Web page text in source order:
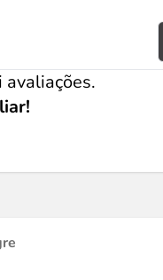
avaliações.